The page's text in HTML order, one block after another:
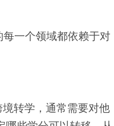
一个领域都依赖于对
转学，通常需要对他